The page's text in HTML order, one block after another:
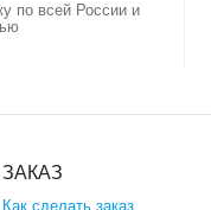
по всей России и
ЗАКАЗ
Как сделать заказ